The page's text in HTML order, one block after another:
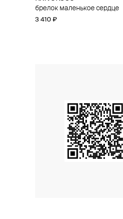
брелок маленькое сердце
3 410 ₽